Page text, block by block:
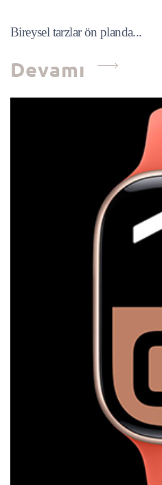
Bireysel tarzlar ön planda...
Devamı